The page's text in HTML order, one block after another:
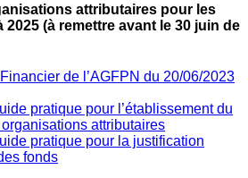
attributaires pour les
2025 (à remettre avant le 30 juin de
de l’AGFPN du 20/06/2023
pratique pour l’établissement du
attributaires
pratique pour la justification
fonds